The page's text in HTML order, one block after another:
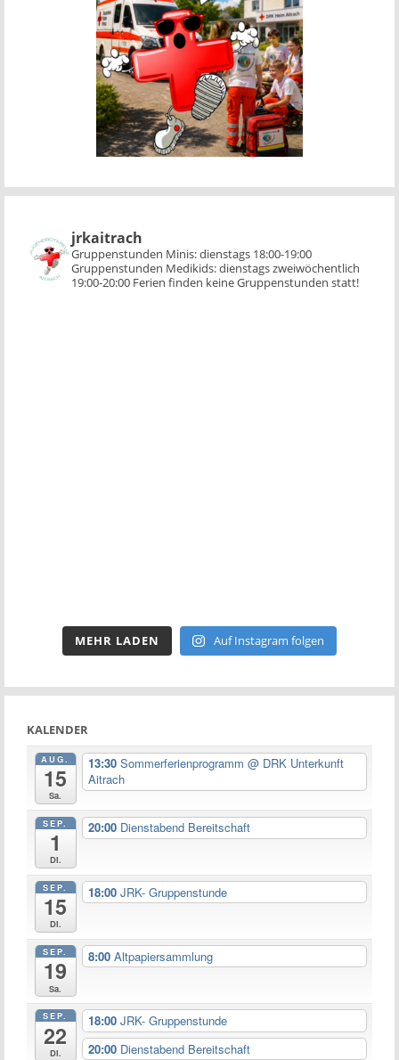
jrkaitrach
Gruppenstunden Minis:dienstags 18:00-19:00
Gruppenstunden Medikids:dienstags zweiwöchentlich
19:00-20:00 Ferien finden keine Gruppenstunden statt!
MEHR LADEN Auf Instagram folgen
KALENDER
AUG.
15
Sa.
13:30 Sommerferienprogramm @ DRK Unterkunft
Aitrach
SEP.
1
Di.
20:00 Dienstabend Bereitschaft
SEP.
15
Di.
18:00 JRK- Gruppenstunde
SEP.
19
Sa.
8:00 Altpapiersammlung
SEP.
22
Di.
18:00 JRK- Gruppenstunde
20:00 Dienstabend Bereitschaft